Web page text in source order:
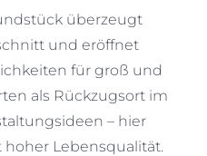
überzeugt
und eröffnet
für groß und
als Rückzugsort im
– hier
Lebensqualität.